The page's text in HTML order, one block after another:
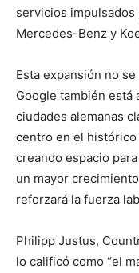
servicios impulsados
Mercedes-Benz y
Esta expansión no
Google también está
ciudades alemanas
centro en el
creando espacio
un mayor
reforzará la fuerza
Philipp Justus,
lo calificó como “el